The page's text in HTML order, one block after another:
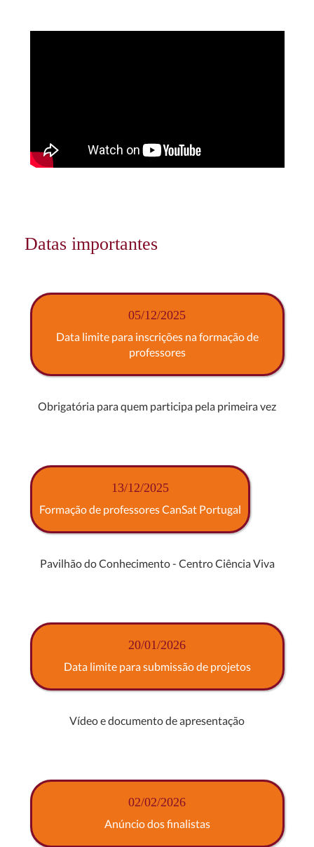
Datas importantes
05/12/2025
Data limite para inscrições na formação de
professores
Obrigatória para quem participa pela primeira vez
13/12/2025
Formação de professores CanSat Portugal
Pavilhão do Conhecimento - Centro Ciência Viva
20/01/2026
Data limite para submissão de projetos
Vídeo e documento de apresentação
02/02/2026
Anúncio dos finalistas